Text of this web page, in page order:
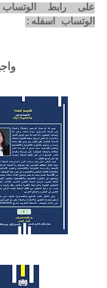
على رابط
الوتساب اسفله: